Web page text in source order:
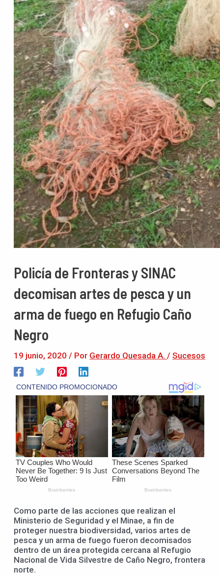
Policía de Fronteras y SINAC
decomisan artes de pesca y un
arma de fuego en Refugio Caño
Negro
19 junio, 2020 / Por Gerardo Quesada A. / Sucesos
Como parte de las acciones que realizan el
Ministerio de Seguridad y el Minae, a fin de
proteger nuestra biodiversidad, varios artes de
pesca y un arma de fuego fueron decomisados
dentro de un área protegida cercana al Refugio
Nacional de Vida Silvestre de Caño Negro, frontera
norte.